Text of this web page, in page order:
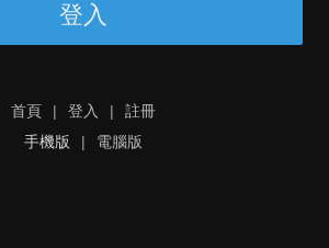
登入
首頁 | 登入 |
註冊
手機版
| 電腦版